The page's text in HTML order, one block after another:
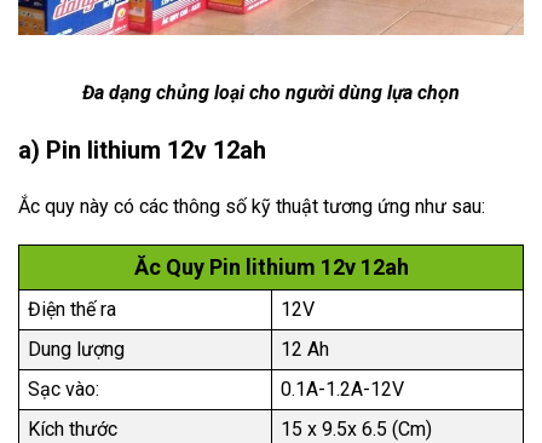
Đa dạng chủng loại cho người dùng lựa chọn
a) Pin lithium 12v 12ah
Ắc quy này có các thông số kỹ thuật tương ứng như sau:
Ăc Quy Pin lithium 12v 12ah
Điện thế ra
12V
Dung lượng
12 Ah
Sạc vào:
0.1A-1.2A-12V
Kích thước
15 x 9.5x 6.5 (Cm)